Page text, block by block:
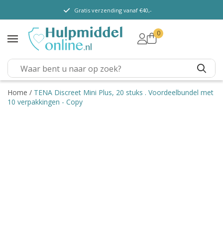
TENA Lady
TENA Men
TENA Pants (m/v)
TENA Flex
TENA Slip
Gratis verzending vanaf €40,-
0
Home / TENA Discreet Mini Plus, 20 stuks . Voordeelbundel met
10 verpakkingen - Copy